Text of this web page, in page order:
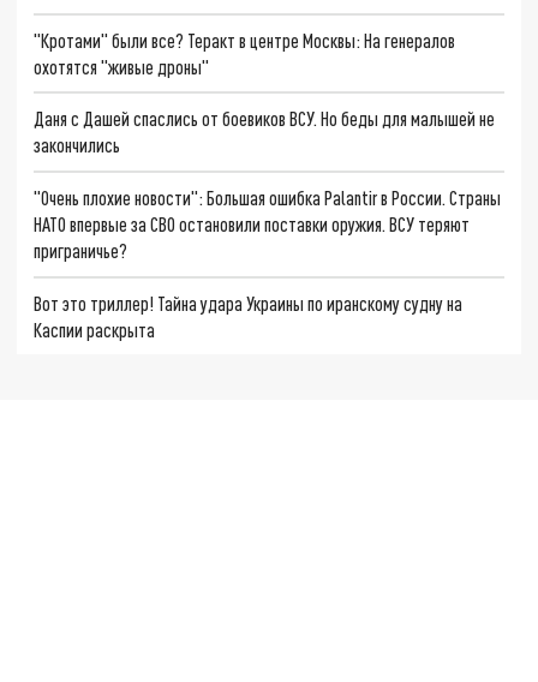
"Кротами" были все? Теракт в центре Москвы: На генералов
охотятся "живые дроны"
Даня с Дашей спаслись от боевиков ВСУ. Но беды для малышей не
закончились
"Очень плохие новости": Большая ошибка Palantir в России. Страны
НАТО впервые за СВО остановили поставки оружия. ВСУ теряют
приграничье?
Вот это триллер! Тайна удара Украины по иранскому судну на
Каспии раскрыта